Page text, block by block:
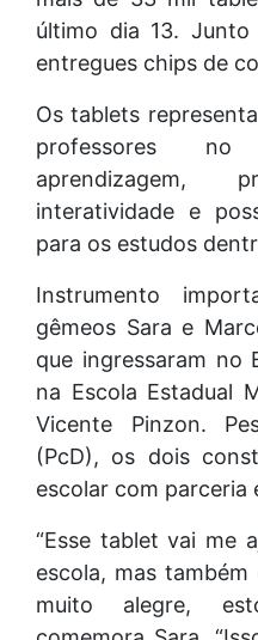
último dia 13. Junto
entregues chips de
Os tablets
professores no
aprendizagem,
interatividade e
para os estudos
Instrumento
gêmeos Sara e
que ingressaram no
na Escola Estadual
Vicente Pinzon.
(PcD), os dois
escolar com parceria
“Esse tablet vai me
escola, mas
muito alegre,